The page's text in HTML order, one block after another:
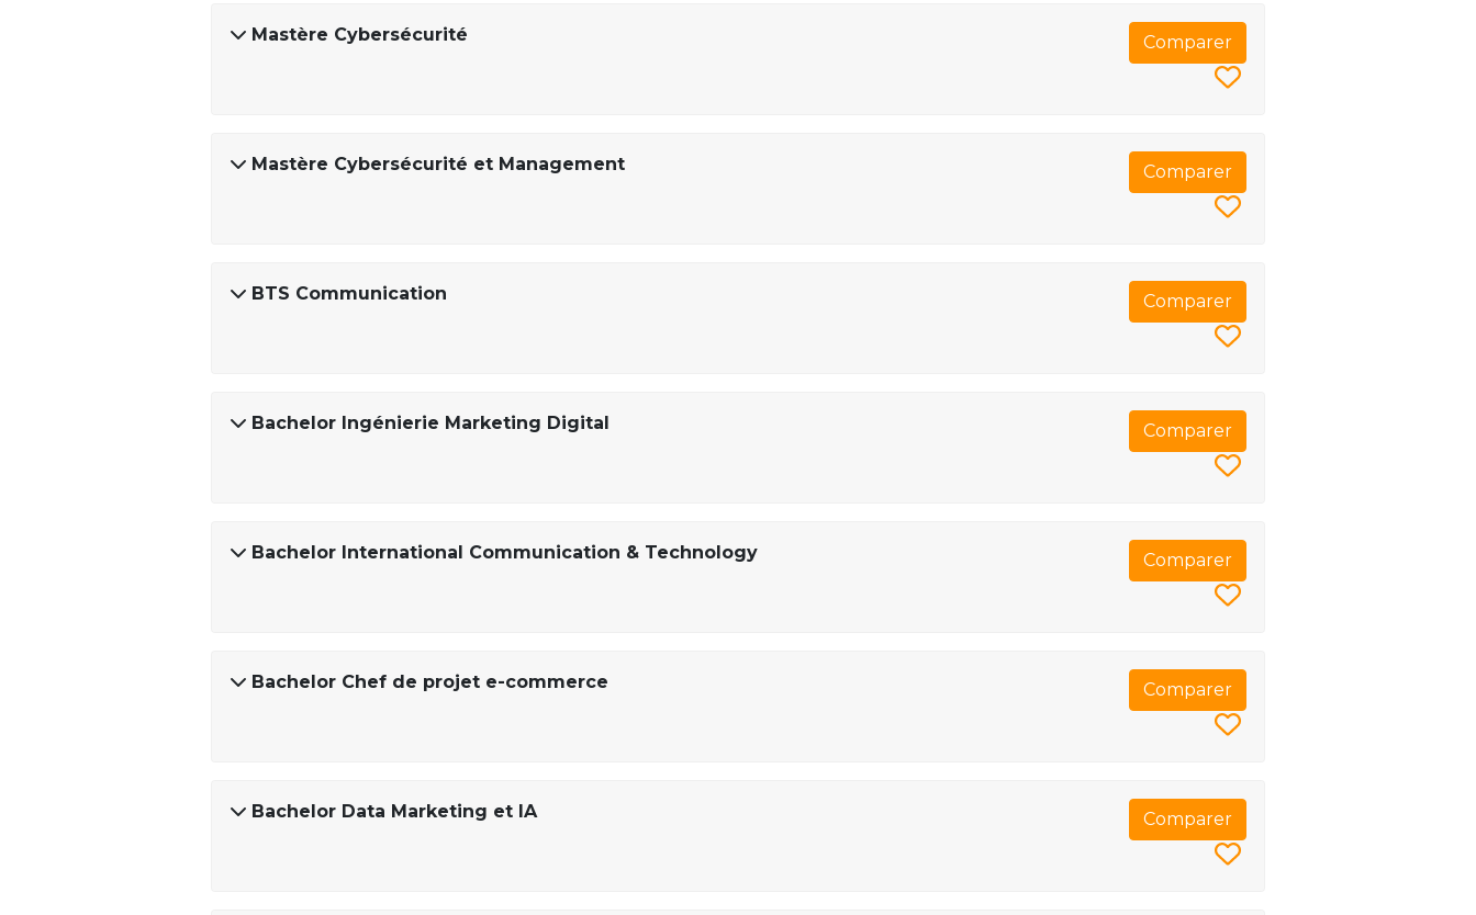
Mastère Cybersécurité Comparer
Mastère Cybersécurité et Management Comparer
BTS Communication Comparer
Bachelor Ingénierie Marketing Digital Comparer
Bachelor International Communication & Technology Comparer
Bachelor Chef de projet e-commerce Comparer
Bachelor Data Marketing et IA Comparer